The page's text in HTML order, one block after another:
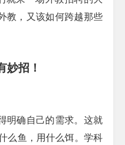
教，又该如何跨越那些
妙招！
明确自己的需求。这就
么鱼，用什么饵。学科